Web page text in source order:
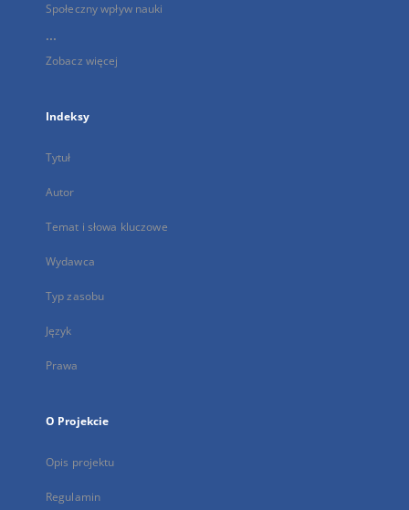
Społeczny wpływ nauki
...
Zobacz więcej
Indeksy
Tytuł
Autor
Temat i słowa kluczowe
Wydawca
Typ zasobu
Język
Prawa
O Projekcie
Opis projektu
Regulamin